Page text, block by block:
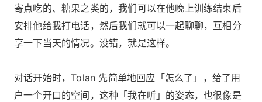
寄点吃的、糖果之类的，我们可以在他晚上训练结束后
安排他给我打电话，然后我们就可以一起聊聊，互相分
享一下当天的情况。没错，就是这样。
对话开始时，Tolan 先简单地回应「怎么了」，给了用
户一个开口的空间，这种「我在听」的姿态，也很像是